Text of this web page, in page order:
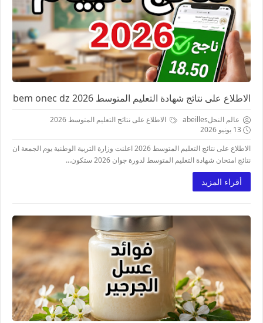
الاطلاع على نتائج شهادة التعليم المتوسط bem onec dz 2026
عالم النحلabeilles
الاطلاع على نتائج التعليم المتوسط 2026
13 يونيو 2026
الاطلاع على نتائج التعليم المتوسط 2026 اعلنت وزارة التربية الوطنية يوم الجمعة ان
نتائج امتحان شهادة التعليم المتوسط لدورة جوان 2026 ستكون...
أقراء المزيد